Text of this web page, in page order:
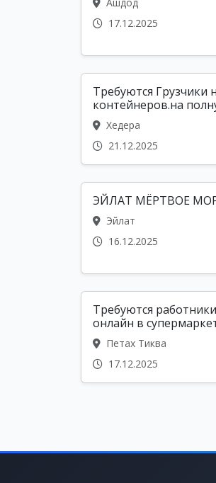
17.12.2025
Требуются Грузчики
контейнеров.на
Хедера
21.12.2025
ЭЙЛАТ МЁРТВОЕ
Эйлат
16.12.2025
Требуются
онлайн в
Петах Тиква
17.12.2025